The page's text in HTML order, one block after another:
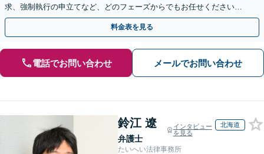
求、強制執行の申立てなど、どのフェーズからでもお任せください。
他士業ともワンストップで対応可能【休日・夜間面談OK】
料金表を見る
電話でお問い合わせ メールでお問い合わせ
鈴江 遼
弁護士
インタビュー
を見る
北海道
たいへい法律事務所